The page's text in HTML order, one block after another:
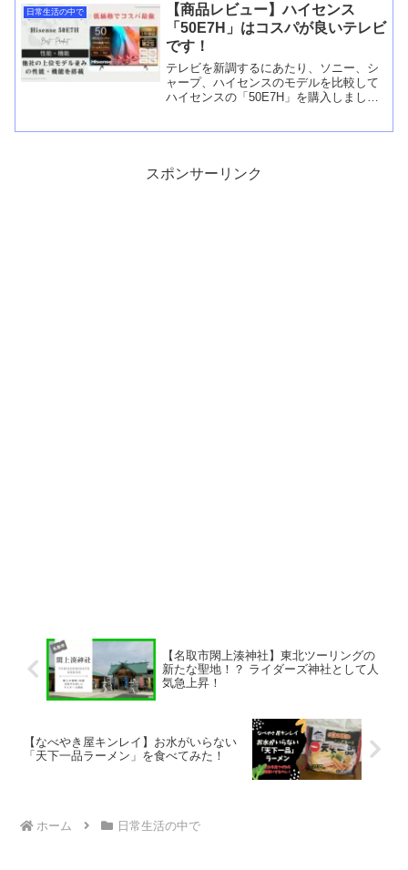
日常生活の中で
【商品レビュー】ハイセンス
「50E7H」はコスパが良いテレビ
です！
テレビを新調するにあたり、ソニー、シ
ャープ、ハイセンスのモデルを比較して
ハイセンスの「50E7H」を購入しまし
スポンサーリンク
【名取市閖上湊神社】東北ツーリングの
新たな聖地！？ ライダーズ神社として人
気急上昇！
【なべやき屋キンレイ】お水がいらない
「天下一品ラーメン」を食べてみた！
ホーム 日常生活の中で